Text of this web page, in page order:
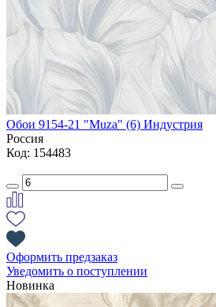
Обои 9154-21 "Muza" (6) Индустрия
Россия
Код: 154483
Оформить предзаказ
Уведомить о поступлении
Новинка